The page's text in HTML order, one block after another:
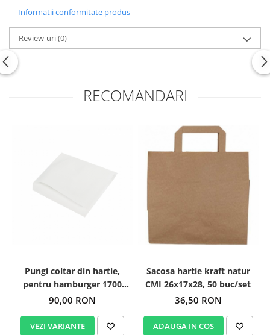
Informatii conformitate produs
Review-uri(0)
RECOMANDARI
Pungi coltar din hartie,
pentru hamburger 1700
buc/bax
90,00 RON
VEZI VARIANTE
Sacosa hartie kraft natur
CMI 26x17x28, 50 buc/set
36,50 RON
ADAUGA IN COS